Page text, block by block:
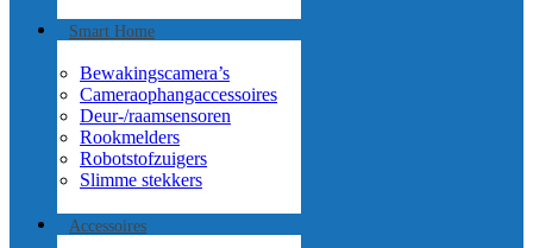
Smart Home
Bewakingscamera’s
Cameraophangaccessoires
Deur-/raamsensoren
Rookmelders
Robotstofzuigers
Slimme stekkers
Accessoires